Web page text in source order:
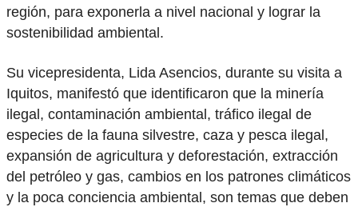
región, para exponerla a nivel nacional y lograr la
sostenibilidad ambiental.
Su vicepresidenta, Lida Asencios, durante su visita a
Iquitos, manifestó que identificaron que la minería
ilegal, contaminación ambiental, tráfico ilegal de
especies de la fauna silvestre, caza y pesca ilegal,
expansión de agricultura y deforestación, extracción
del petróleo y gas, cambios en los patrones climáticos
y la poca conciencia ambiental, son temas que deben